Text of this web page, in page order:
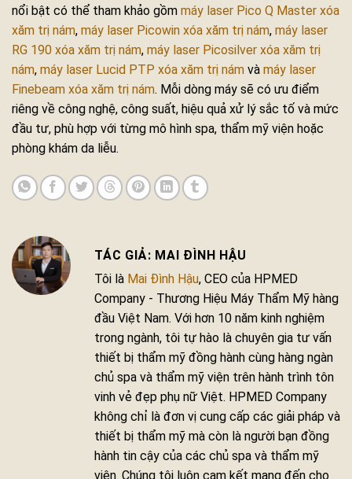
nổi bật có thể tham khảo gồm máy laser Pico Q Master xóa
xăm trị nám, máy laser Picowin xóa xăm trị nám, máy laser
RG 190 xóa xăm trị nám, máy laser Picosilver xóa xăm trị
nám, máy laser Lucid PTP xóa xăm trị nám và máy laser
Finebeam xóa xăm trị nám. Mỗi dòng máy sẽ có ưu điểm
riêng về công nghệ, công suất, hiệu quả xử lý sắc tố và mức
đầu tư, phù hợp với từng mô hình spa, thẩm mỹ viện hoặc
phòng khám da liễu.
MAI ĐÌNH HẬU
Tôi là Mai Đình Hậu, CEO của HPMED
Company - Thương Hiệu Máy Thẩm Mỹ hàng
đầu Việt Nam. Với hơn 10 năm kinh nghiệm
trong ngành, tôi tự hào là chuyên gia tư vấn
thiết bị thẩm mỹ đồng hành cùng hàng ngàn
chủ spa và thẩm mỹ viện trên hành trình tôn
vinh vẻ đẹp phụ nữ Việt. HPMED Company
không chỉ là đơn vị cung cấp các giải pháp và
thiết bị thẩm mỹ mà còn là người bạn đồng
hành tin cậy của các chủ spa và thẩm mỹ
viện. Chúng tôi luôn cam kết mang đến cho